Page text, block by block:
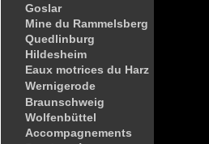
Goslar
Mine du Rammelsberg
Quedlinburg
Hildesheim
Eaux motrices du Harz
Wernigerode
Braunschweig
Wolfenbüttel
Accompagnements